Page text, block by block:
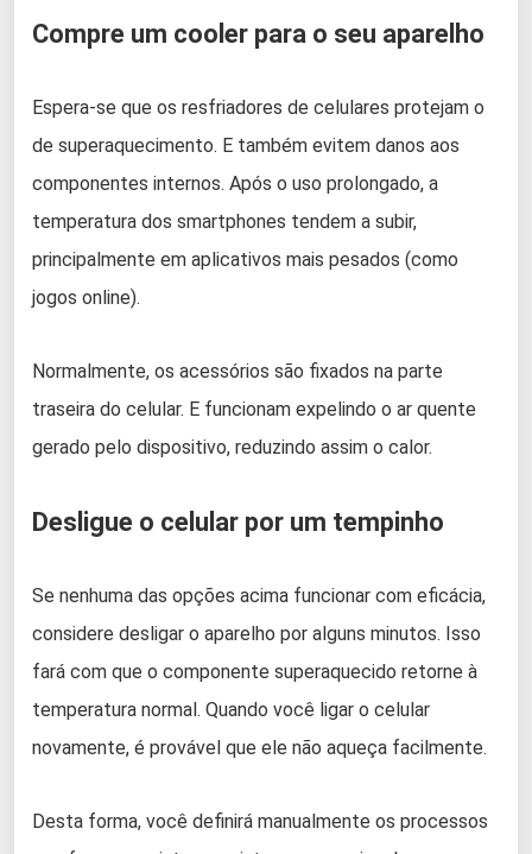
Compre um cooler para o seu aparelho
Espera-se que os resfriadores de celulares protejam o
de superaquecimento. E também evitem danos aos
componentes internos. Após o uso prolongado, a
temperatura dos smartphones tendem a subir,
principalmente em aplicativos mais pesados (como
jogos online).
Normalmente, os acessórios são fixados na parte
traseira do celular. E funcionam expelindo o ar quente
gerado pelo dispositivo, reduzindo assim o calor.
Desligue o celular por um tempinho
Se nenhuma das opções acima funcionar com eficácia,
considere desligar o aparelho por alguns minutos. Isso
fará com que o componente superaquecido retorne à
temperatura normal. Quando você ligar o celular
novamente, é provável que ele não aqueça facilmente.
Desta forma, você definirá manualmente os processos